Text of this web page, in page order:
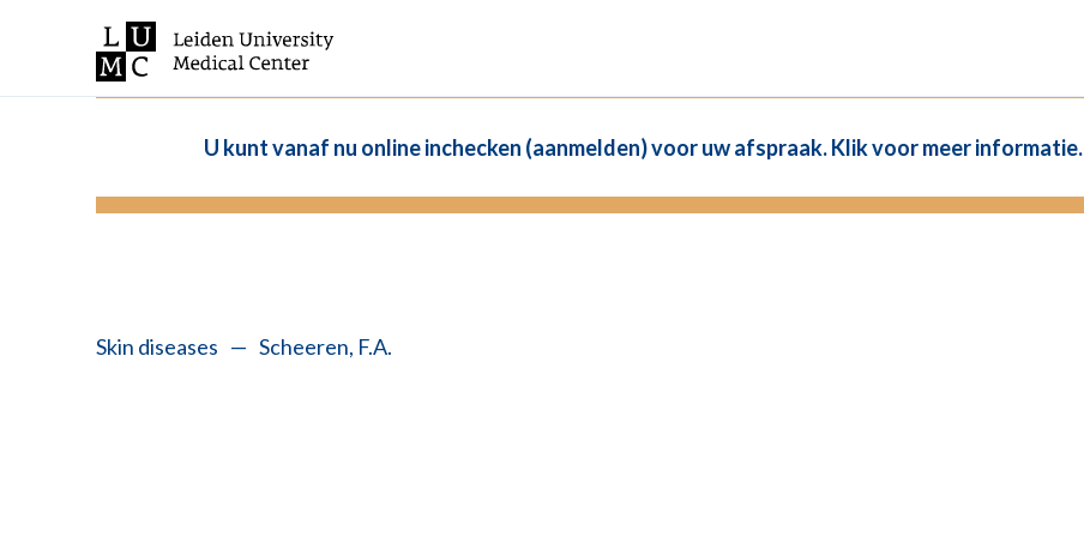
U kunt vanaf nu online inchecken (aanmelden) voor uw afspraak. Klik voor meer informatie.
Skin diseases — Scheeren, F.A.